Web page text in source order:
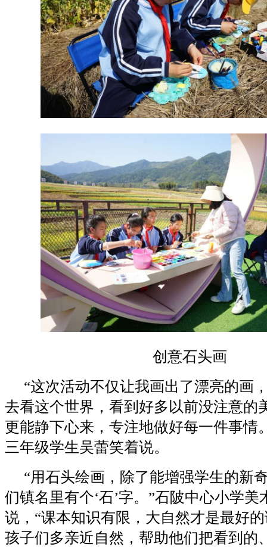
创意石头画
“这次活动不仅让我画出了漂亮的画
去看这个世界，看到好多以前没注意的
更能静下心来，专注地做好每一件事情
三年级学生吴蕾笑着说。
“用石头绘画，除了能增强学生的新
们镇名里有个‘石’字。”石陂中心小学美
说，“课本知识有限，大自然才是最好
孩子们多亲近自然，帮助他们把看到的